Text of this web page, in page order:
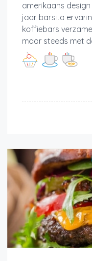
amerikaans design
jaar barsita
koffiebars
maar steeds met